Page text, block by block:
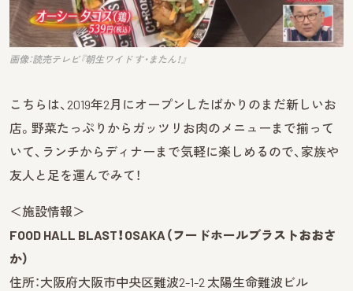
画像：読売テレビ『朝生ワイド す・またん！』
こちらは、2019年2月にオープンしたばかりのまだ新しいお
店。野菜たっぷりからガッツリお肉のメニューまで揃って
いて、ランチからディナーまで気軽に楽しめるので、家族や
友人と足を運んでみて！
＜施設情報＞
FOOD HALL BLAST！OSAKA（フードホールブラストおおさ
か）
住所：大阪府大阪市中央区難波2-1-2 太陽生命難波ビル